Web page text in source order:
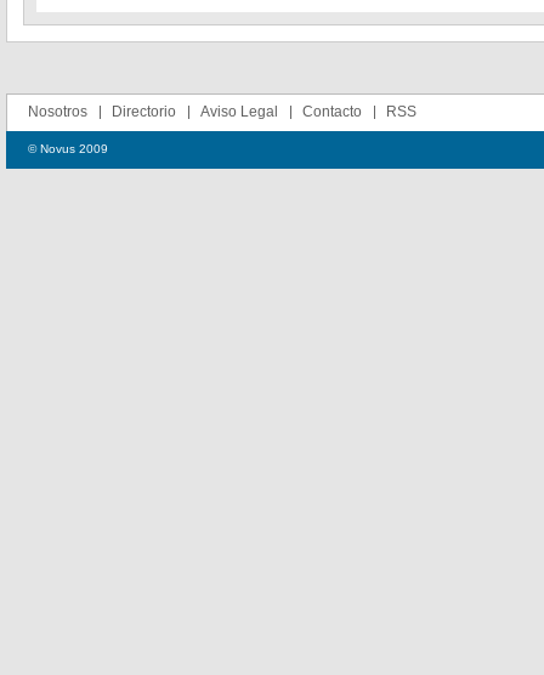
Nosotros Directorio Aviso Legal Contacto RSS
© Novus 2009